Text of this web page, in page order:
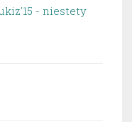
- niestety